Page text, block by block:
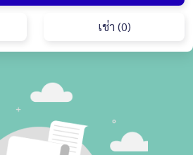
เช่า (0)